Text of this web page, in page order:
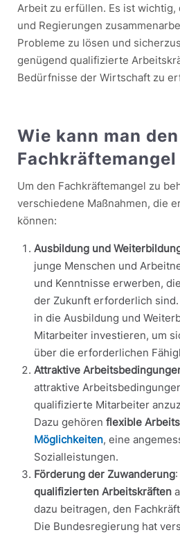
Arbeit zu erfüllen. Es ist wichtig,
und Regierungen
Probleme zu lösen und
genügend qualifizierte
Bedürfnisse der Wirtschaft zu
Wie kann man den
Fachkräftemangel
Um den Fachkräftemangel zu
verschiedene Maßnahmen, die
können:
Ausbildung und
junge Menschen und
und Kenntnisse erwerben,
der Zukunft erforderlich
in die Ausbildung und
Mitarbeiter investieren, um
über die erforderlichen
Attraktive
attraktive
qualifizierte Mitarbeiter
Dazu gehören flexible
Möglichkeiten, eine
Sozialleistungen.
Förderung der Zuwanderung:
qualifizierten Arbeitskräften
dazu beitragen, den
Die Bundesregierung hat